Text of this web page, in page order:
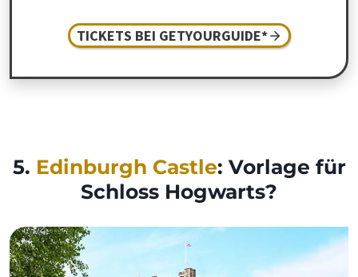
TICKETS BEI GETYOURGUIDE*
5. Edinburgh Castle: Vorlage für
Schloss Hogwarts?